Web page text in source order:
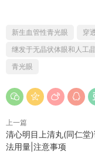
新生血管性青光眼
穿
继发于无晶状体眼和人工
青光眼
上一篇
清心明目上清丸(同仁堂
法用量|注意事项